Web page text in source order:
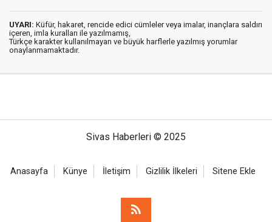
UYARI: Küfür, hakaret, rencide edici cümleler veya imalar, inançlara saldırı
içeren, imla kuralları ile yazılmamış,
Türkçe karakter kullanılmayan ve büyük harflerle yazılmış yorumlar
onaylanmamaktadır.
Sivas Haberleri © 2025
Anasayfa Künye İletişim Gizlilik İlkeleri Sitene Ekle